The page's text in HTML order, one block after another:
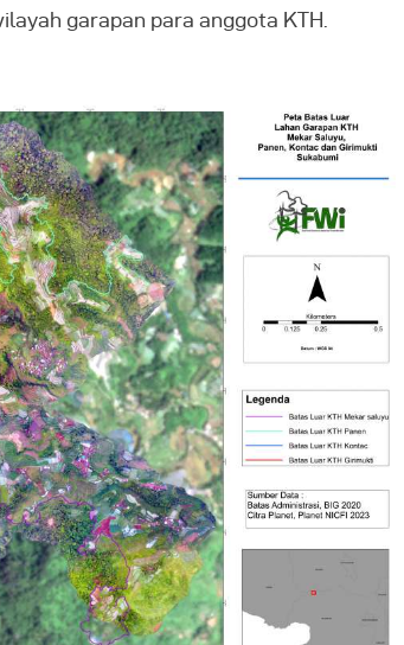
garapan para anggota KTH.